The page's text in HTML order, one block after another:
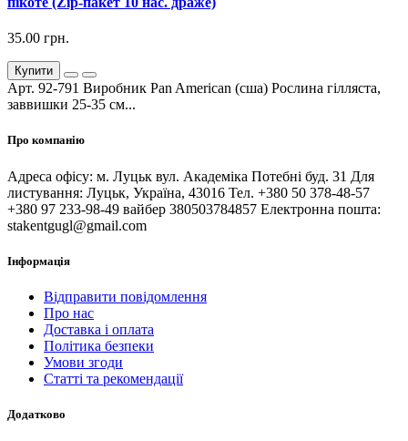
35.00 грн.
Купити
Арт. 92-791 Виробник Pan American (сша) Рослина гілляста,
заввишки 25-35 см...
Про компанію
Адреса офісу: м. Луцьк вул. Академіка Потебні буд. 31 Для
листування: Луцьк, Україна, 43016 Тел. +380 50 378-48-57
+380 97 233-98-49 вайбер 380503784857 Електронна пошта:
stakentgugl@gmail.com
Інформація
Відправити повідомлення
Про нас
Доставка і оплата
Політика безпеки
Умови згоди
Статті та рекомендації
Додатково